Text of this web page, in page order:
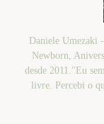
Daniele Umezaki
Newborn,
desde 2011."Eu
livre. Percebi o